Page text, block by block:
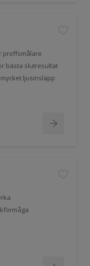
proffsmålare
bästa slutresultat
ljusinsläpp